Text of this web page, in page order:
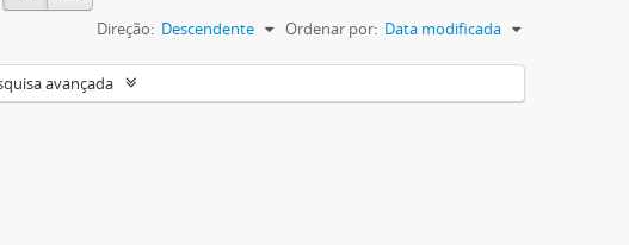
Ordenar por: Data modificada
Direção: Descendente
avançada